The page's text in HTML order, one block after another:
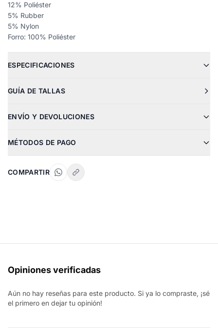
12% Poliéster
5% Rubber
5% Nylon
Forro: 100% Poliéster
ESPECIFICACIONES
GUÍA DE TALLAS
ENVÍO Y DEVOLUCIONES
MÉTODOS DE PAGO
COMPARTIR
Opiniones verificadas
Aún no hay reseñas para este producto. Si ya lo compraste, ¡sé
el primero en dejar tu opinión!